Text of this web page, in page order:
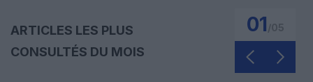
ARTICLES LES PLUS
CONSULTÉS DU MOIS
01